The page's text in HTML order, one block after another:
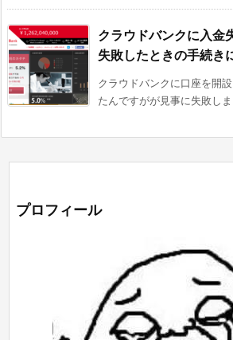
クラウドバンクに入金
失敗したときの手続き
クラウドバンクに口座を開
たんですがが見事に失敗し
プロフィール